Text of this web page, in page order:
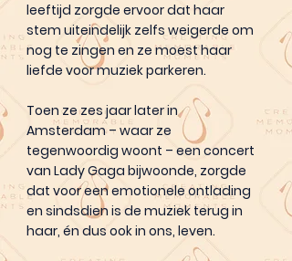
leeftijd zorgde ervoor dat haar
stem uiteindelijk zelfs weigerde om
nog te zingen en ze moest haar
liefde voor muziek parkeren.
Toen ze zes jaar later in
Amsterdam – waar ze
tegenwoordig woont – een concert
van Lady Gaga bijwoonde, zorgde
dat voor een emotionele ontlading
en sindsdien is de muziek terug in
haar, én dus ook in ons, leven.